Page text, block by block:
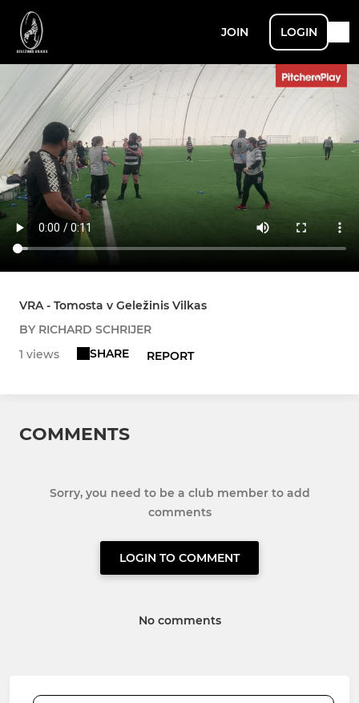
JOIN LOGIN
VRA - Tomosta v Geležinis Vilkas
BY RICHARD SCHRIJER
1 views
SHARE REPORT
COMMENTS
Sorry, you need to be a club member to add
comments
LOGIN TO COMMENT
No comments